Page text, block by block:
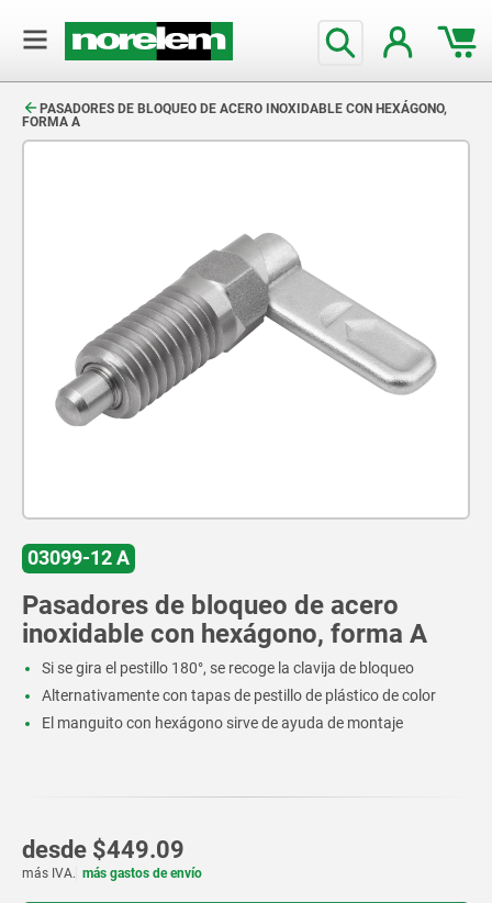
PASADORES DE BLOQUEO DE ACERO INOXIDABLE CON HEXÁGONO,
FORMA A
03099-12 A
Pasadores de bloqueo de acero
inoxidable con hexágono, forma A
Si se gira el pestillo 180°, se recoge la clavija de bloqueo
Alternativamente con tapas de pestillo de plástico de color
El manguito con hexágono sirve de ayuda de montaje
desde $449.09
más IVA. más gastos de envío